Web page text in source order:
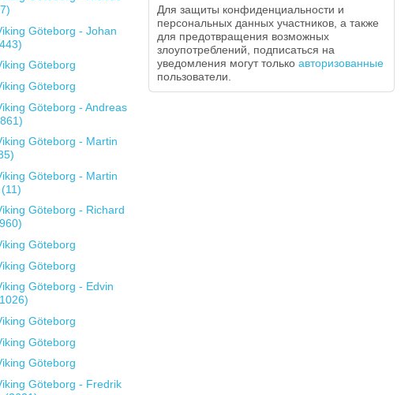
Для защиты конфиденциальности и
персональных данных участников, а также
для предотвращения возможных
злоупотреблений, подписаться на
уведомления могут только авторизованные
пользователи.